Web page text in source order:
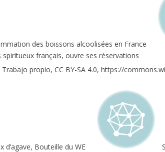
des boissons alcoolisées en France
français, ouvre ses réservations
d’agave, Bouteille du WE